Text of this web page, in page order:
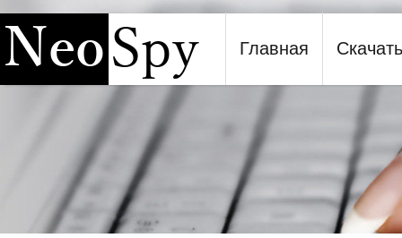
Программа шпион NeoSpy
Главная Скачать